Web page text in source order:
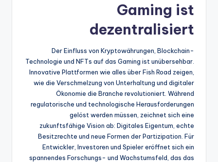
Gaming ist
dezentralisiert
Der Einfluss von Kryptowährungen, Blockchain-
Technologie und NFTs auf das Gaming ist unübersehbar.
Innovative Plattformen wie alles über Fish Road zeigen,
wie die Verschmelzung von Unterhaltung und digitaler
Ökonomie die Branche revolutioniert. Während
regulatorische und technologische Herausforderungen
gelöst werden müssen, zeichnet sich eine
zukunftsfähige Vision ab: Digitales Eigentum, echte
Besitzrechte und neue Formen der Partizipation. Für
Entwickler, Investoren und Spieler eröffnet sich ein
spannendes Forschungs- und Wachstumsfeld, das das